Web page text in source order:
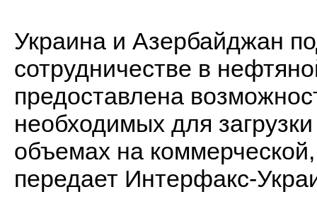
Украина и Азербайджан
сотрудничестве в
предоставлена
необходимых для
объемах на
передает Интерфакс-